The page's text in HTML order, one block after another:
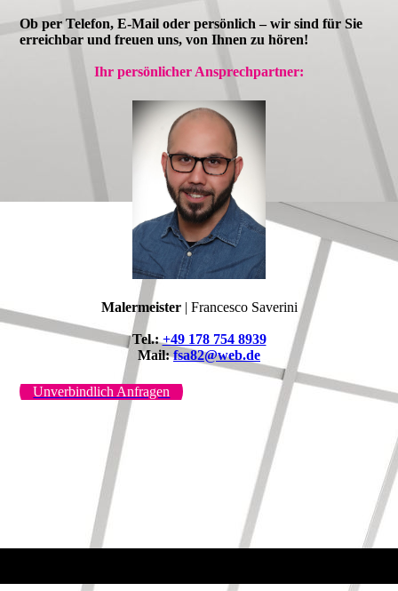
Ob per Telefon, E-Mail oder persönlich – wir sind für Sie
erreichbar und freuen uns, von Ihnen zu hören!
Ihr persönlicher Ansprechpartner:
Malermeister| Francesco Saverini
Tel.:+49 178 754 8939
Mail:fsa82@web.de
Unverbindlich Anfragen